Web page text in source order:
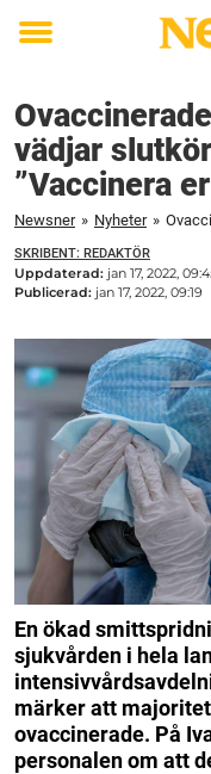
Toggle
vädjar
”Vaccinera
Newsner » Nyheter »
SKRIBENT: REDAKTÖR
Uppdaterad: jan 17, 2022,
Publicerad: jan 17, 2022, 09:19
En ökad
sjukvården i hela
märker att
ovaccinerade. På
personalen om att